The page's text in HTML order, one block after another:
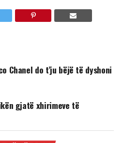
Chanel do t’ju bëjë të dyshoni
gjatë xhirimeve të